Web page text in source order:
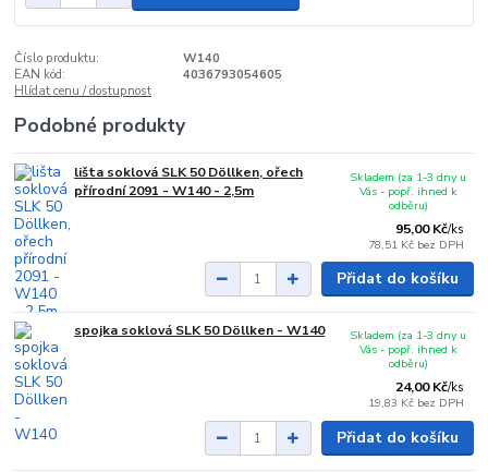
Číslo produktu:
W140
EAN kód:
4036793054605
Hlídat cenu / dostupnost
Podobné produkty
lišta soklová SLK 50 Döllken, ořech
přírodní 2091 - W140 - 2,5m
95,00 Kč/ks
78,51 Kč bez DPH
Skladem (za 1-3 dny u
Vás - popř. ihned k
odběru)
Přidat do košíku
spojka soklová SLK 50 Döllken - W140
24,00 Kč/ks
19,83 Kč bez DPH
Skladem (za 1-3 dny u
Vás - popř. ihned k
odběru)
Přidat do košíku